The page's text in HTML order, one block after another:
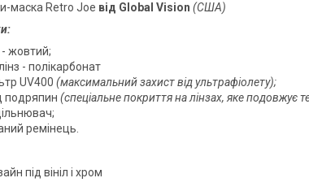
маска Retro Joe від Global Vision (США)
- жовтий;
- полікарбонат
UV400 (максимальний захист від ультрафіолету);
подряпин (спеціальне покриття на лінзах, яке подовжує
ремінець.
під вініл і хром